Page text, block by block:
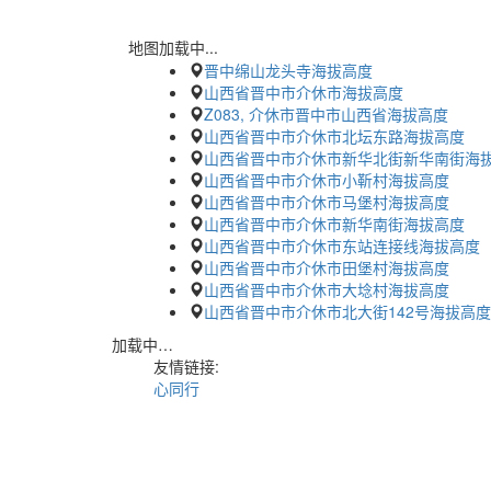
地图加载中...
晋中绵山龙头寺海拔高度
山西省晋中市介休市海拔高度
Z083, 介休市晋中市山西省海拔高度
山西省晋中市介休市北坛东路海拔高度
山西省晋中市介休市新华北街新华南街海
山西省晋中市介休市小靳村海拔高度
山西省晋中市介休市马堡村海拔高度
山西省晋中市介休市新华南街海拔高度
山西省晋中市介休市东站连接线海拔高度
山西省晋中市介休市田堡村海拔高度
山西省晋中市介休市大埝村海拔高度
山西省晋中市介休市北大街142号海拔高度
加载中…
友情链接:
心同行